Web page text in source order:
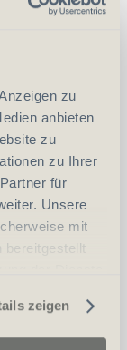
zu
anbieten
zu
zu Ihrer
für
Unsere
mit
bereitgestellt
zeigen
- +
Warenkorb